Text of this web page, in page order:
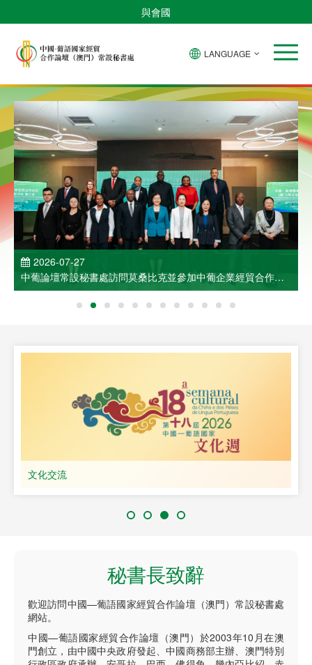
與會國
LANGUAGE
2026-07-27
中葡論壇常設秘書處訪問莫桑比克並參加中葡企業經貿合作洽
談會
文化交流
秘書長致辭
歡迎訪問中國—葡語國家經貿合作論壇（澳門）常設秘書處
網站。
中國—葡語國家經貿合作論壇（澳門）於2003年10月在澳
門創立，由中國中央政府發起、中國商務部主辦、澳門特別